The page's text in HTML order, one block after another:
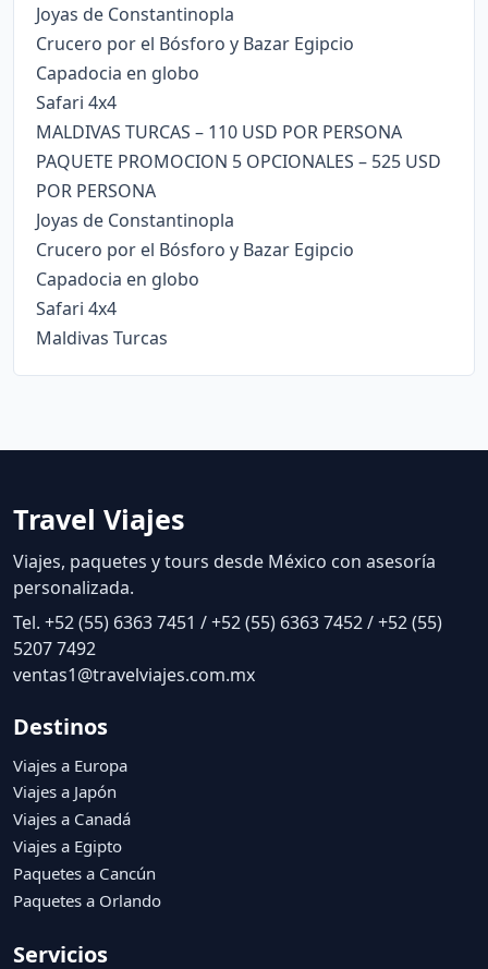
Joyas de Constantinopla
Crucero por el Bósforo y Bazar Egipcio
Capadocia en globo
Safari 4x4
MALDIVAS TURCAS – 110 USD POR PERSONA
PAQUETE PROMOCION 5 OPCIONALES – 525 USD
POR PERSONA
Joyas de Constantinopla
Crucero por el Bósforo y Bazar Egipcio
Capadocia en globo
Safari 4x4
Maldivas Turcas
Travel Viajes
Viajes, paquetes y tours desde México con asesoría
personalizada.
Tel. +52 (55) 6363 7451 / +52 (55) 6363 7452 / +52 (55)
5207 7492
ventas1@travelviajes.com.mx
Destinos
Viajes a Europa
Viajes a Japón
Viajes a Canadá
Viajes a Egipto
Paquetes a Cancún
Paquetes a Orlando
Servicios